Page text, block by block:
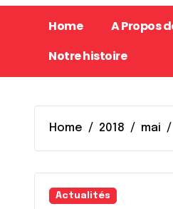
Home A Propos
Notre histoire
Home 2018 mai
Actualités